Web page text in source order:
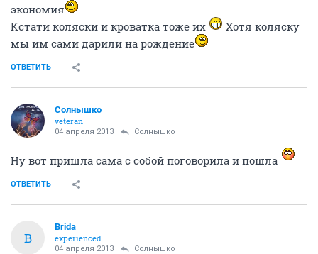
экономия
Кстати коляски и кроватка тоже их
Хотя коляску
мы им сами дарили на рождение
ОТВЕТИТЬ
Солнышко
veteran
04 апреля 2013 Солнышко
Ну вот пришла сама с собой поговорила и пошла
ОТВЕТИТЬ
B
Brida
experienced
04 апреля 2013 Солнышко